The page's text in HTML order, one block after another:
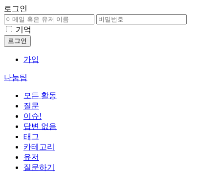
로그인
기억
가입
나눔팁
모든 활동
질문
이슈!
답변 없음
태그
카테고리
유저
질문하기